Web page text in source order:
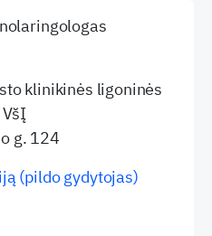
klinikinės ligoninės
g. 124
(pildo gydytojas)